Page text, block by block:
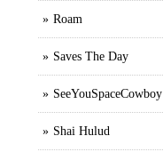
Roam
Saves The Day
SeeYouSpaceCowboy
Shai Hulud